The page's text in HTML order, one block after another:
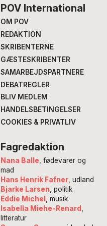
POV International
OM POV
REDAKTION
SKRIBENTERNE
GÆSTESKRIBENTER
SAMARBEJDSPARTNERE
DEBATREGLER
BLIV MEDLEM
HANDELSBETINGELSER
COOKIES & PRIVATLIV
Fagredaktion
Nana Balle , fødevarer og
mad
Hans Henrik Fafner, udland
Bjarke Larsen , politik
Eddie Michel
, musik
Isabella Miehe-Renard
litteratur